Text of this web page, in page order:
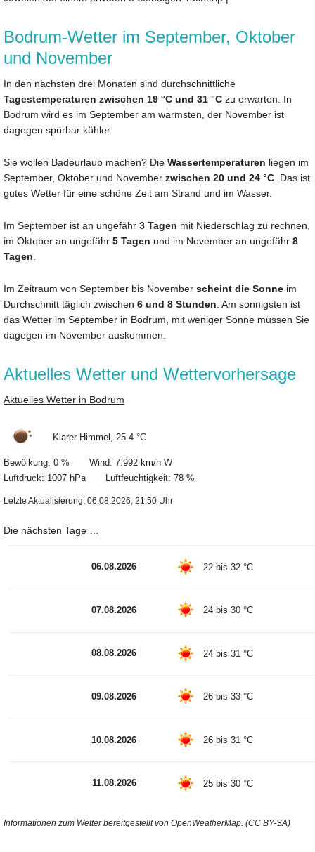
Bodrum-Wetter im September, Oktober
und November
In den nächsten drei Monaten sind durchschnittliche
Tagestemperaturen zwischen 19 °C und 31 °C zu erwarten. In
Bodrum wird es im September am wärmsten, der November ist
dagegen spürbar kühler.
Sie wollen Badeurlaub machen? Die Wassertemperaturen liegen im
September, Oktober und November zwischen 20 und 24 °C. Das ist
gutes Wetter für eine schöne Zeit am Strand und im Wasser.
Im September ist an ungefähr 3 Tagen mit Niederschlag zu rechnen,
im Oktober an ungefähr 5 Tagen und im November an ungefähr 8
Tagen.
Im Zeitraum von September bis November scheint die Sonne im
Durchschnitt täglich zwischen 6 und 8 Stunden. Am sonnigsten ist
das Wetter im September in Bodrum, mit weniger Sonne müssen Sie
dagegen im November auskommen.
Aktuelles Wetter und Wettervorhersage
Aktuelles Wetter in Bodrum
Klarer Himmel, 25.4 °C
Bewölkung: 0 % Wind: 7.992 km/h W
Luftdruck: 1007 hPa Luftfeuchtigkeit: 78 %
Letzte Aktualisierung: 06.08.2026, 21:50 Uhr
Die nächsten Tage …
06.08.2026 22 bis 32 °C
07.08.2026 24 bis 30 °C
08.08.2026 24 bis 31 °C
09.08.2026 26 bis 33 °C
10.08.2026 26 bis 31 °C
11.08.2026 25 bis 30 °C
Informationen zum Wetter bereitgestellt von OpenWeatherMap. (CC BY-SA)